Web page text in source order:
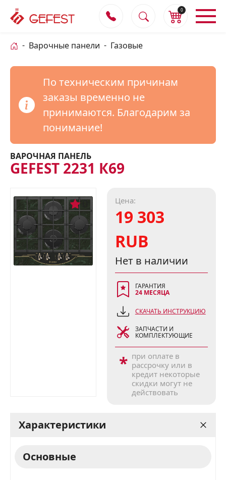
0
Варочные панели Газовые
По техническим причинам
заказы временно не
принимаются. Благодарим за
понимание!
ВАРОЧНАЯ ПАНЕЛЬ
GEFEST 2231 К69
0 Цена:
19 303
RUB
Нет в наличии
ГАРАНТИЯ
24 МЕСЯЦА
СКАЧАТЬ ИНСТРУКЦИЮ
ЗАПЧАСТИ И
КОМПЛЕКТУЮЩИЕ
* при оплате в
рассрочку или в
кредит некоторые
скидки могут не
действовать
Характеристики
Основные